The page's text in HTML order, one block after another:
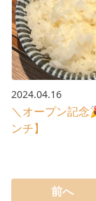
2024.04.16
＼オープン記念
ンチ】
前へ